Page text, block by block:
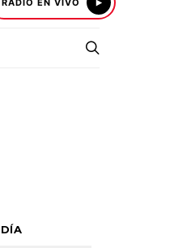
RADIO EN VIVO